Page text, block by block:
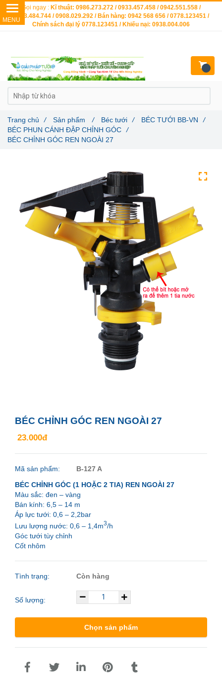
BÉC CHỈNH GÓC REN NGOÀI 27
23.000đ
Mã sản phẩm:
B-127 A
BÉC CHỈNH GÓC (1 HOẶC 2 TIA) REN NGOÀI 27
Màu sắc: đen – vàng
Bán kính: 6,5 – 14 m
Áp lực tưới: 0,6 – 2,2bar
Lưu lượng nước: 0,6 – 1,4m3/h
Góc tưới tùy chỉnh
Cốt nhôm
Tình trạng: Còn hàng
Số lượng:
Chọn sản phẩm
Trang chủ / Sản phẩm / Béc tưới / BÉC TƯỚI BB-VN
/
BÉC PHUN CÁNH ĐẬP CHỈNH GÓC
/
BÉC CHỈNH GÓC REN NGOÀI 27
Gọi ngay : Kĩ thuật: 0986.273.272 / 0933.457.458 / 0942.551.558 /
0903.484.744 / 0908.029.292 / Bán hàng: 0942 568 656 / 0778.123451 /
Chính sách đại lý 0778.123451 / Khiếu nại: 0938.004.006